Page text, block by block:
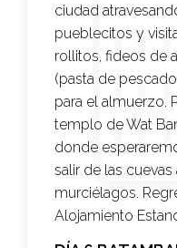
ciudad
pueblecitos y
rollitos, fideos de
(pasta de
para el almuerzo.
templo de Wat
donde
salir de las
murciélagos.
Alojamiento